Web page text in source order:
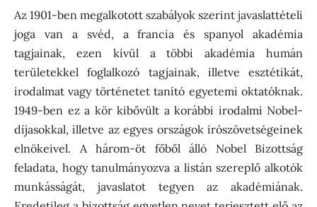
Az 1901-ben megalkotott szabályok szerint javaslattételi
joga van a svéd, a francia és spanyol akadémia
tagjainak, ezen kívül a többi akadémia humán
területekkel foglalkozó tagjainak, illetve esztétikát,
irodalmat vagy történetet tanító egyetemi oktatóknak.
1949-ben ez a kör kibővült a korábbi irodalmi Nobel-
díjasokkal, illetve az egyes országok írószövetségeinek
elnökeivel. A három-öt főből álló Nobel Bizottság
feladata, hogy tanulmányozva a listán szereplő alkotók
munkásságát, javaslatot tegyen az akadémiának.